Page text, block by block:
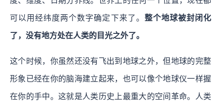
可以用经纬度两个数字确定下来了。 整个地球被封闭化
了，没有地方处在人类的目光之外了。
这个时候，你虽然还没有飞出到地球之外，但地球的完整
形象已经在你的脑海建立起来，也可以像个地球仪一样握
在你的手中。 这就是人类历史上最重大的空间革命。人类